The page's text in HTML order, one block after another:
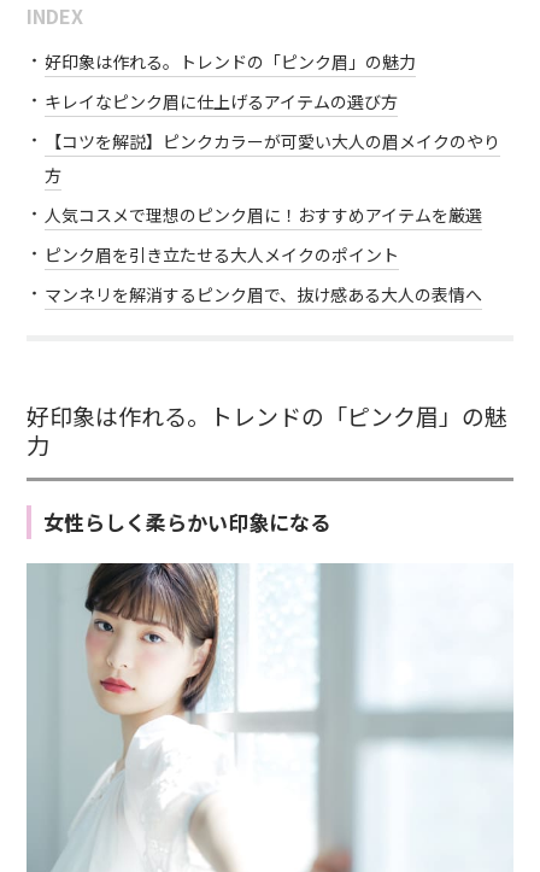
INDEX
好印象は作れる。トレンドの「ピンク眉」の魅力
キレイなピンク眉に仕上げるアイテムの選び方
【コツを解説】ピンクカラーが可愛い大人の眉メイクのやり
方
人気コスメで理想のピンク眉に！おすすめアイテムを厳選
ピンク眉を引き立たせる大人メイクのポイント
マンネリを解消するピンク眉で、抜け感ある大人の表情へ
好印象は作れる。トレンドの「ピンク眉」の魅
力
女性らしく柔らかい印象になる